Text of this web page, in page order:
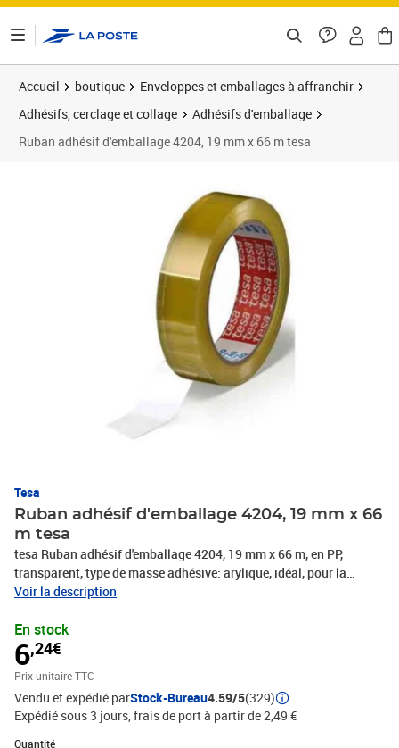
Accueil boutique
Enveloppes et emballages à affranchir
Adhésifs, cerclage et collage
Adhésifs d'emballage
Ruban adhésif d'emballage 4204, 19 mm x 66 m tesa
Tesa
Ruban adhésif d'emballage 4204, 19 mm x 66
m tesa
tesa Ruban adhésif d'emballage 4204, 19 mm x 66 m, en PP,
transparent, type de masse adhésive: arylique, idéal, pour la
fermeture de petits paquets et bôites, très haute, résistance aux
05)
Voir la description
En stock
6,24€
Prix unitaire TTC
Vendu et expédié parStock-Bureau4.59/5(329)
Expédié sous 3 jours, frais de port à partir de 2,49 €
Quantité
Quantité : 1